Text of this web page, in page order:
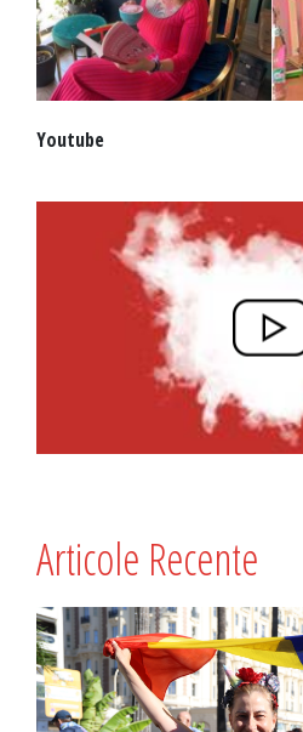
Youtube
Articole Recente